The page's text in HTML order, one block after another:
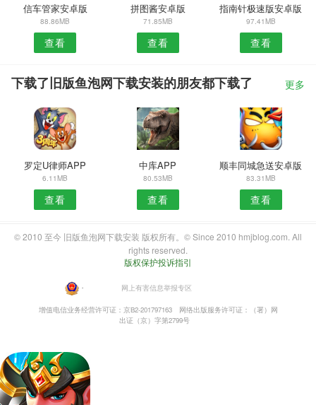
信车管家安卓版
88.86MB
查看
拼图酱安卓版
71.85MB
查看
指南针极速版安卓版
97.41MB
查看
下载了旧版鱼泡网下载安装的朋友都下载了 更多
罗定U律师APP
6.11MB
查看
中库APP
80.53MB
查看
顺丰同城急送安卓版
83.31MB
查看
© 2010 至今 旧版鱼泡网下载安装 版权所有。© Since 2010 hmjblog.com. All
rights reserved.
版权保护投诉指引
・ 网上有害信息举报专区
增值电信业务经营许可证：京B2-201797163
网络出版服务许可证：（署）网
出证（京）字第2799号